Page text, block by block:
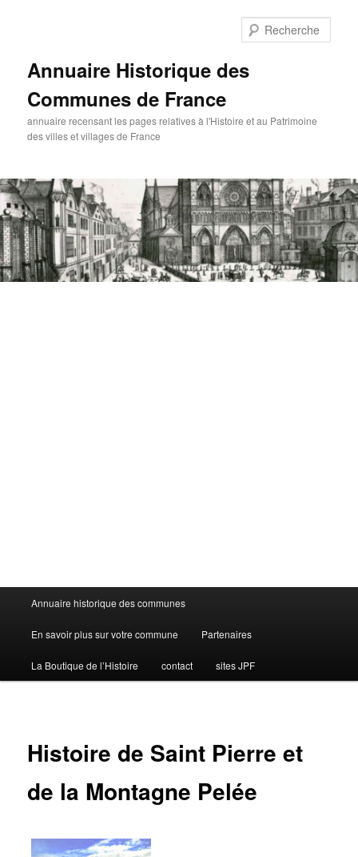
Annuaire Historique des
Communes de France
annuaire recensant les pages relatives à l'Histoire et au Patrimoine
des villes et villages de France
Menu
principal
Annuaire historique des communes
En savoir plus sur votre commune Partenaires
La Boutique de l’Histoire contact sites JPF
Histoire de Saint Pierre et
de la Montagne Pelée